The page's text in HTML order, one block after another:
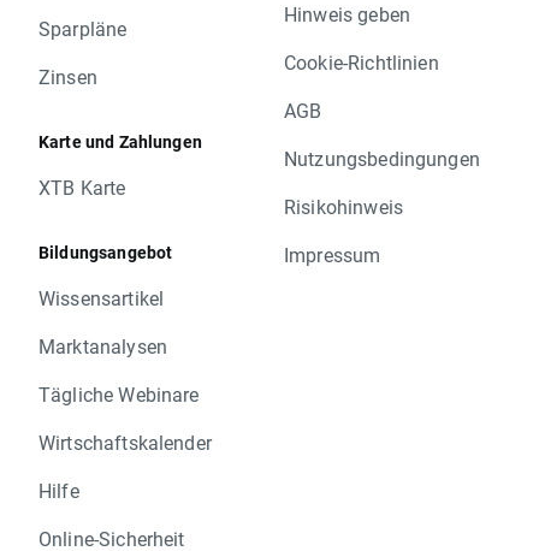
Sparpläne
Zinsen
Karte und Zahlungen
XTB Karte
Bildungsangebot
Wissensartikel
Marktanalysen
Tägliche Webinare
Wirtschaftskalender
Hilfe
Online-Sicherheit
Hinweis geben
Cookie-Richtlinien
AGB
Nutzungsbedingungen
Risikohinweis
Impressum